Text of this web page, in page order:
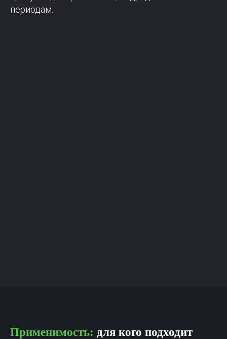
периодам.
Применимость: для кого подходит